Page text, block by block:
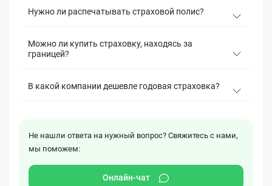
Нужно ли распечатывать страховой полис?
Можно ли купить страховку, находясь за
границей?
В какой компании дешевле годовая страховка?
Не нашли ответа на нужный вопрос? Свяжитесь с нами,
мы поможем:
Онлайн-чат